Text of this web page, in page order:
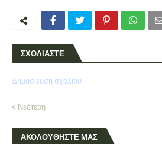
ΣΧΟΛΙΑΣΤΕ
Δημοσίευση σχολίου
Νεότερη
ΑΚΟΛΟΥΘΗΣΤΕ ΜΑΣ